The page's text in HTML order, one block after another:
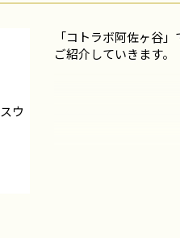
「コトラボ阿佐ヶ谷
ご紹介していきます。